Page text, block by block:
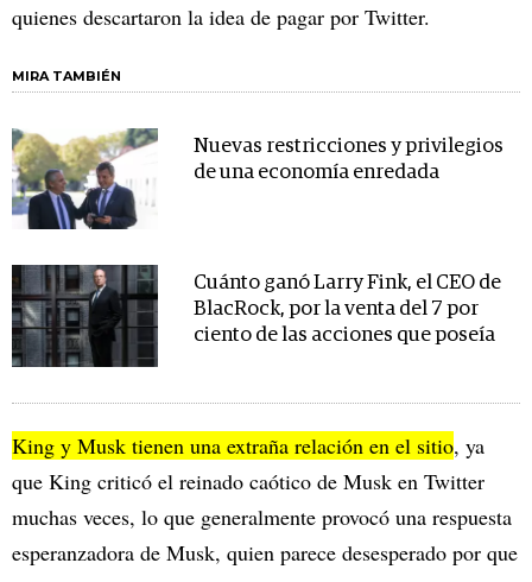
quienes descartaron la idea de pagar por Twitter.
MIRA TAMBIÉN
Nuevas restricciones y privilegios
de una economía enredada
Cuánto ganó Larry Fink, el CEO de
BlacRock, por la venta del 7 por
ciento de las acciones que poseía
King y Musk tienen una extraña relación en el sitio, ya
que King criticó el reinado caótico de Musk en Twitter
muchas veces, lo que generalmente provocó una respuesta
esperanzadora de Musk, quien parece desesperado por que